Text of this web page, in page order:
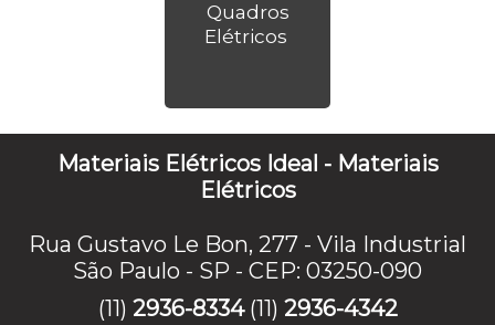
Quadros
Elétricos
Materiais Elétricos Ideal - Materiais
Elétricos
Rua Gustavo Le Bon, 277 - Vila Industrial
São Paulo - SP - CEP: 03250-090
(11) 2936-8334 (11) 2936-4342